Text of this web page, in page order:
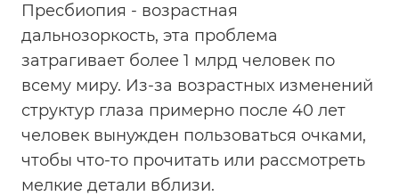
Пресбиопия - возрастная
дальнозоркость, эта проблема
затрагивает более 1 млрд человек по
всему миру. Из-за возрастных изменений
структур глаза примерно после 40 лет
человек вынужден пользоваться очками,
чтобы что-то прочитать или рассмотреть
мелкие детали вблизи.